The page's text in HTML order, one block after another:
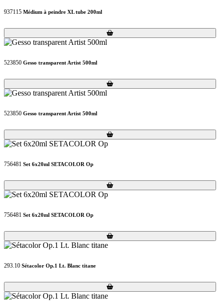
937115 Médium à peindre XL tube 200ml
Loading...
Loading...
523850 Gesso transparent Artist 500ml
Loading...
Loading...
523850 Gesso transparent Artist 500ml
Loading...
Loading...
756481 Set 6x20ml SETACOLOR Op
Loading...
Loading...
756481 Set 6x20ml SETACOLOR Op
Loading...
Loading...
293.10 Sétacolor Op.1 Lt. Blanc titane
Loading...
Loading...